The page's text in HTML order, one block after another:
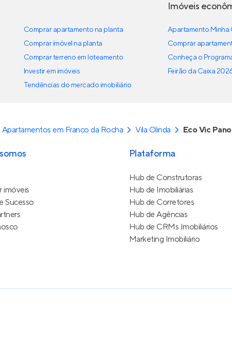
Comprar apartamento na planta
Comprar imóvel na planta
Comprar terreno em loteamento
Investir em imóveis
Tendências do mercado imobiliário
Imóveis
Apartamento Minha
Comprar
Conheça o
Feirão da Caixa
Apartamentos em Franco da Rocha Vila Olinda Eco Vic
imóveis
Sucesso
Plataforma
Hub de Construtoras
Hub de Imobiliárias
Hub de Corretores
Hub de Agências
Hub de CRMs Imobiliários
Marketing Imobiliário